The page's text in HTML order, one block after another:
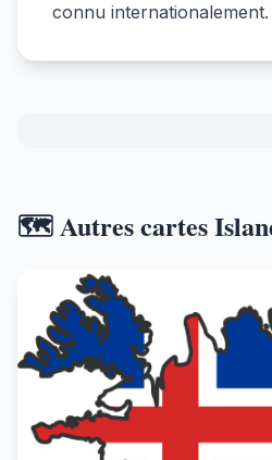
connu internationalement.
🗺️ Autres cartes